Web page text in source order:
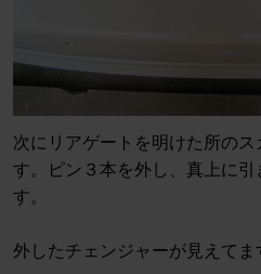
次にリアゲートを明けた所のス
す。ピン３本を外し、真上に引
す。
外したチェンジャーが見えてま